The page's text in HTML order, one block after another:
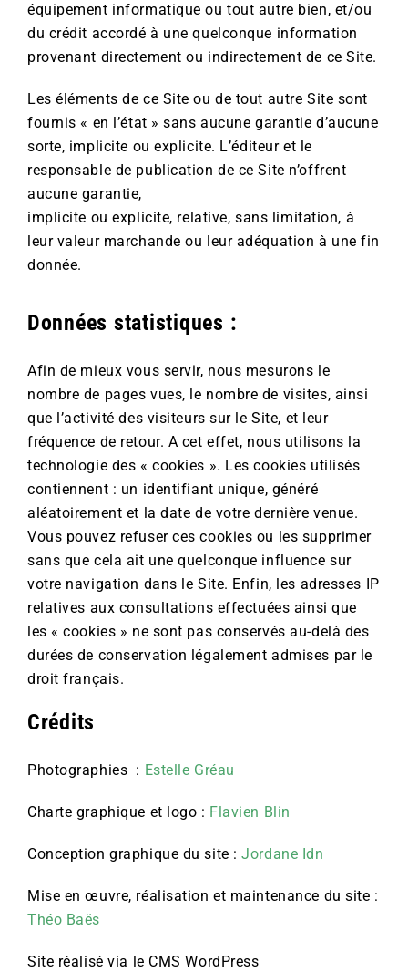
équipement informatique ou tout autre bien, et/ou
du crédit accordé à une quelconque information
provenant directement ou indirectement de ce Site.
Les éléments de ce Site ou de tout autre Site sont
fournis « en l’état » sans aucune garantie d’aucune
sorte, implicite ou explicite. L’éditeur et le
responsable de publication de ce Site n’offrent
aucune garantie,
implicite ou explicite, relative, sans limitation, à
leur valeur marchande ou leur adéquation à une fin
donnée.
Données statistiques :
Afin de mieux vous servir, nous mesurons le
nombre de pages vues, le nombre de visites, ainsi
que l’activité des visiteurs sur le Site, et leur
fréquence de retour. A cet effet, nous utilisons la
technologie des « cookies ». Les cookies utilisés
contiennent : un identifiant unique, généré
aléatoirement et la date de votre dernière venue.
Vous pouvez refuser ces cookies ou les supprimer
sans que cela ait une quelconque influence sur
votre navigation dans le Site. Enfin, les adresses IP
relatives aux consultations effectuées ainsi que
les « cookies » ne sont pas conservés au-delà des
durées de conservation légalement admises par le
droit français.
Crédits
Photographies : Estelle Gréau
Charte graphique et logo : Flavien Blin
Conception graphique du site :Jordane Idn
Mise en œuvre, réalisation et maintenance du site :
Théo Baës
Site réalisé via le CMS WordPress